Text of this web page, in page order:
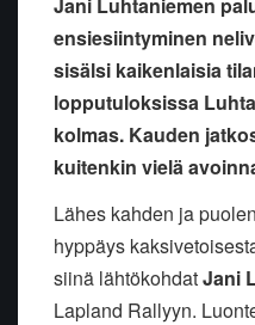
ensiesiintyminen
sisälsi kaikenlaisia
lopputuloksissa
kolmas. Kauden
kuitenkin vielä
Lähes kahden ja
hyppäys
siinä lähtökohdatJani
Lapland Rallyyn.